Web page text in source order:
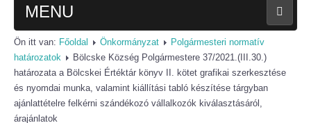
MENU
FŐOLDAL
A KÖZSÉGRŐL
Polgármesteri köszöntő
Ön itt van: Főoldal Önkormányzat
Polgármesteri normatív
határozatok
Bölcske Község Polgármestere 37/2021.(III.30.)
határozata a Bölcskei Értéktár könyv II. kötet grafikai szerkesztése
és nyomdai munka, valamint kiállítási tabló készítése tárgyban
ajánlattételre felkérni szándékozó vállalkozók kiválasztásáról,
árajánlatok